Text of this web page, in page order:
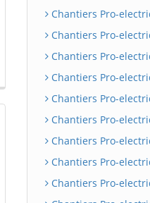
Chantiers Pro-
Chantiers Pro-
Chantiers Pro-
Chantiers Pro-
Chantiers Pro-
Chantiers Pro-
Chantiers Pro-
Chantiers Pro-
Chantiers Pro-